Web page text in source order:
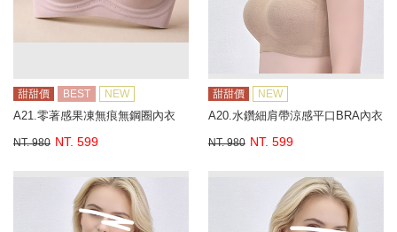
甜甜價 BEST NEW
A21.零著感果凍無痕無鋼圈內衣
NT. 980 NT. 599
甜甜價 NEW
A20.水鑽細肩帶涼感平口BRA內衣
NT. 980 NT. 599